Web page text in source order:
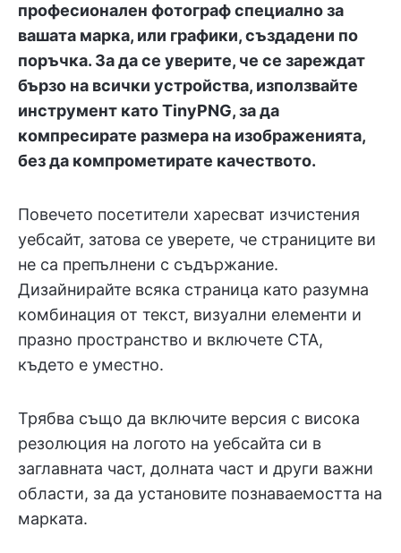
професионален фотограф специално за
вашата марка, или графики, създадени по
поръчка. За да се уверите, че се зареждат
бързо на всички устройства, използвайте
инструмент като TinyPNG, за да
компресирате размера на изображенията,
без да компрометирате качеството.
Повечето посетители харесват изчистения
уебсайт, затова се уверете, че страниците ви
не са препълнени с съдържание.
Дизайнирайте всяка страница като разумна
комбинация от текст, визуални елементи и
празно пространство и включете CTA,
където е уместно.
Трябва също да включите версия с висока
резолюция на логото на уебсайта си в
заглавната част, долната част и други важни
области, за да установите познаваемостта на
марката.